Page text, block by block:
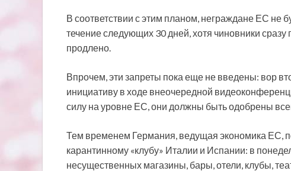
В соответствии с этим планом, неграждане ЕС не
течение следующих 30 дней, хотя чиновники
продлено.
Впрочем, эти запреты пока еще не введены: вор
инициативу в ходе внеочередной
силу на уровне ЕС, они должны быть одобрены
Тем временем Германия, ведущая экономика ЕС,
карантинному «клубу» Италии и Испании: в
несущественных магазины, бары, отели, клубы,